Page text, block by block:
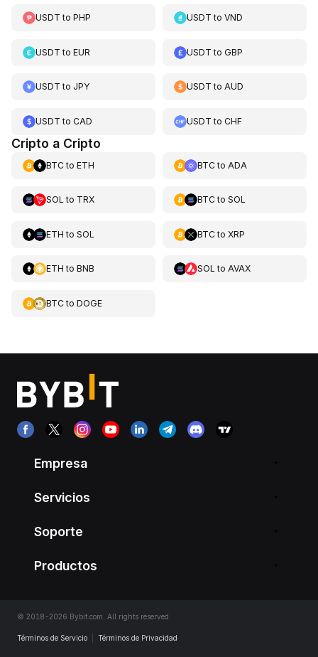
USDT to PHP USDT toVND
USDT to EUR USDT toGBP
USDT to JPY USDT toAUD
USDT to CAD USDT toCHF
Cripto a Cripto
BTCto ETH BTCto ADA
SOL to TRX BTCto SOL
ETH to SOL BTCto XRP
ETH to BNB SOL to AVAX
BTCto DOGE
Empresa
Servicios
Soporte
Productos
© 2018-2026 Bybit.com. All rights reserved.
Términos de Servicio Términos de Privacidad